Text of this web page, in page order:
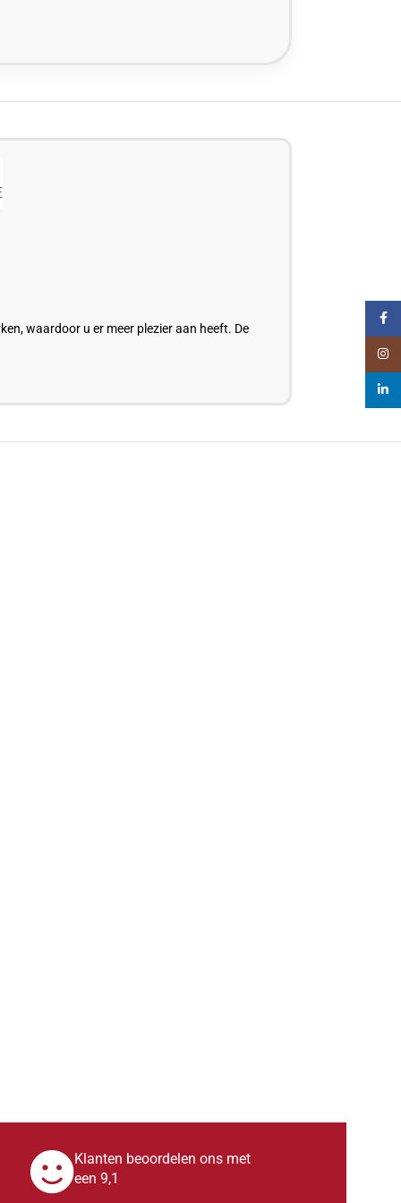
waardoor u er meer plezier aan heeft. De
Klanten beoordelen ons met
een 9,1